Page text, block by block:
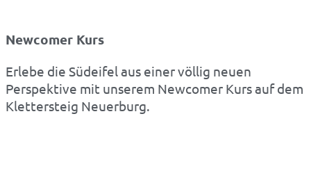
Newcomer Kurs
Erlebe die Südeifel aus einer völlig neuen
Perspektive mit unserem Newcomer Kurs auf dem
Klettersteig Neuerburg.